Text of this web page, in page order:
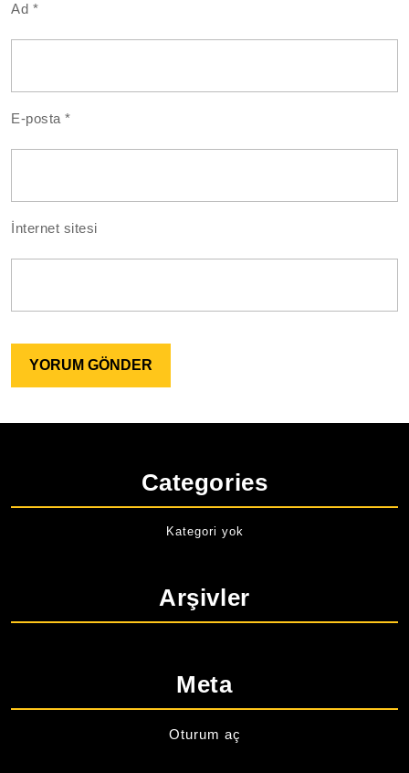
Ad *
E-posta*
İnternet sitesi
Categories
Kategori yok
Arşivler
Meta
Oturum aç